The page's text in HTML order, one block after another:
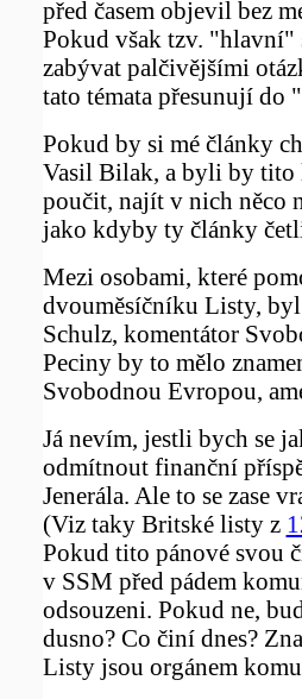
před časem objevil bez
Pokud však tzv. "hlavní"
zabývat palčivějšími
tato témata přesunují do
Pokud by si mé články
Vasil Bilak, a byli by tito
poučit, najít v nich něco
jako kdyby ty články
Mezi osobami, které
dvouměsíčníku Listy,
Schulz, komentátor
Peciny by to mělo
Svobodnou Evropou,
Já nevím, jestli bych se
odmítnout finanční
Jenerála. Ale to se zase
(Viz taky Britské listy z
Pokud tito pánové svou
v SSM před pádem
odsouzeni. Pokud ne,
dusno? Co činí dnes?
Listy jsou orgánem